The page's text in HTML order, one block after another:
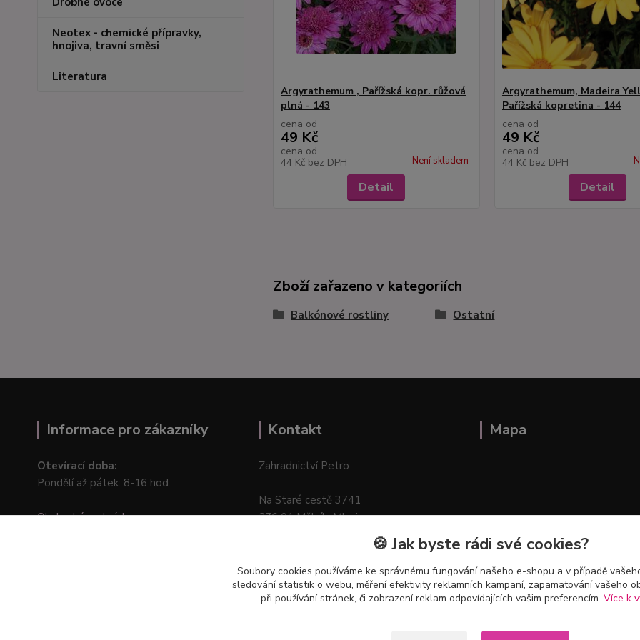
Neotex - chemické přípravky,
hnojiva, travní směsi
Literatura
Argyrathemum , Pařížská kopr. růžová
plná - 143
cena od
49 Kč
cena od
44 Kč bez DPH Není skladem
Detail
Argyrathemum, Madeira
Pařížská kopretina - 144
cena od
49 Kč
cena od
44 Kč bez DPH
Detail
Zboží zařazeno v kategoriích
Balkónové rostliny Ostatní
Informace pro zákazníky
Otevírací doba:
Pondělí až pátek: 8-16 hod.
Obchodní podmínky
Kontakt
Zahradnictví Petro
Na Staré cestě 3741
276 01 Mělník–Mlazice
Mapa
🍪 Jak byste rádi své cookies?
Soubory cookies používáme ke správnému fungování našeho e-shopu a v případě
sledování statistik o webu, měření efektivity reklamních kampaní, zapamatování vašeho
při používání stránek, či zobrazení reklam odpovídajících vašim preferencím. Více k